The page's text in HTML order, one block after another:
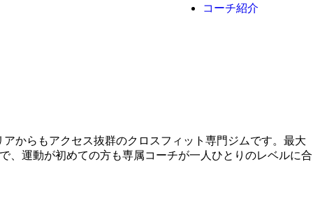
コーチ紹介
アからもアクセス抜群のクロスフィット専門ジムです。最大
、運動が初めての方も専属コーチが一人ひとりのレベルに合